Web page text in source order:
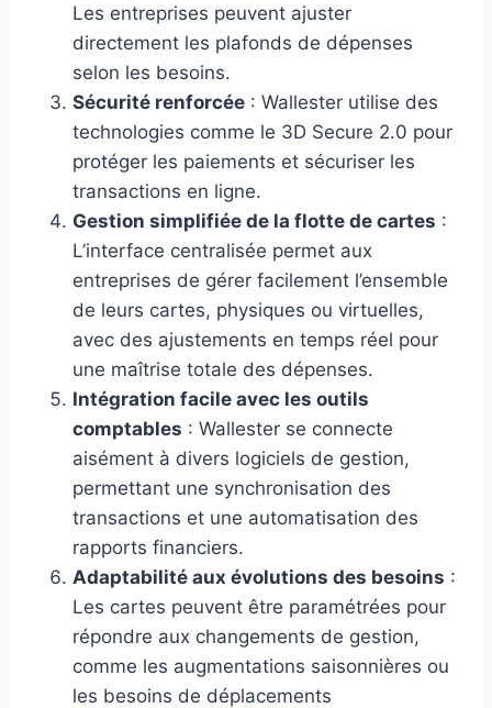
Les entreprises peuvent ajuster
directement les plafonds de dépenses
selon les besoins.
Sécurité renforcée : Wallester utilise des
technologies comme le 3D Secure 2.0 pour
protéger les paiements et sécuriser les
transactions en ligne.
Gestion simplifiée de la flotte de cartes :
L’interface centralisée permet aux
entreprises de gérer facilement l’ensemble
de leurs cartes, physiques ou virtuelles,
avec des ajustements en temps réel pour
une maîtrise totale des dépenses.
Intégration facile avec les outils
comptables : Wallester se connecte
aisément à divers logiciels de gestion,
permettant une synchronisation des
transactions et une automatisation des
rapports financiers.
Adaptabilité aux évolutions des besoins :
Les cartes peuvent être paramétrées pour
répondre aux changements de gestion,
comme les augmentations saisonnières ou
les besoins de déplacements